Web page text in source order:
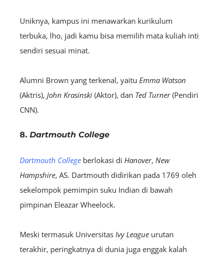
Uniknya, kampus ini menawarkan kurikulum
terbuka, lho, jadi kamu bisa memilih mata kuliah inti
sendiri sesuai minat.
Alumni Brown yang terkenal, yaitu Emma Watson
(Aktris), John Krasinski (Aktor), dan Ted Turner(Pendiri
CNN).
8. Dartmouth College
Dartmouth College berlokasi di Hanover, New
Hampshire, AS. Dartmouth didirikan pada 1769 oleh
sekelompok pemimpin suku Indian di bawah
pimpinan Eleazar Wheelock.
Meski termasuk Universitas Ivy League urutan
terakhir, peringkatnya di dunia juga enggak kalah